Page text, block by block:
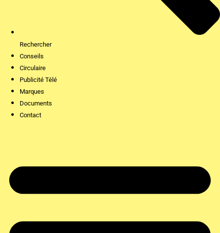
Rechercher
Conseils
Circulaire
Publicité Télé
Marques
Documents
Contact